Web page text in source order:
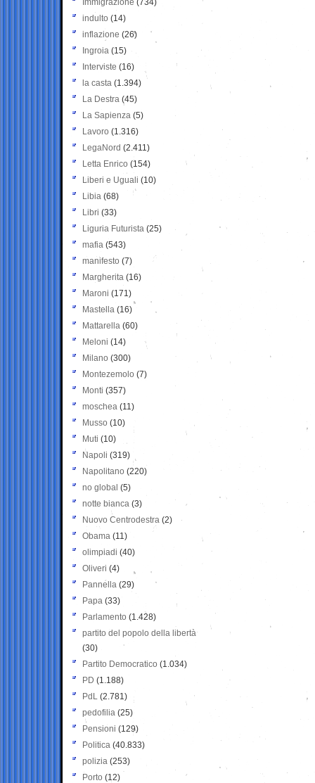
Immigrazione (734)
indulto (14)
inflazione (26)
Ingroia (15)
Interviste (16)
la casta (1.394)
La Destra (45)
La Sapienza (5)
Lavoro (1.316)
LegaNord (2.411)
Letta Enrico (154)
Liberi e Uguali (10)
Libia (68)
Libri (33)
Liguria Futurista (25)
mafia (543)
manifesto (7)
Margherita (16)
Maroni (171)
Mastella (16)
Mattarella (60)
Meloni (14)
Milano (300)
Montezemolo (7)
Monti (357)
moschea (11)
Musso (10)
Muti (10)
Napoli (319)
Napolitano (220)
no global (5)
notte bianca (3)
Nuovo Centrodestra (2)
Obama (11)
olimpiadi (40)
Oliveri (4)
Pannella (29)
Papa (33)
Parlamento (1.428)
partito del popolo della libertà
(30)
Partito Democratico (1.034)
PD (1.188)
PdL (2.781)
pedofilia (25)
Pensioni (129)
Politica (40.833)
polizia (253)
Porto (12)